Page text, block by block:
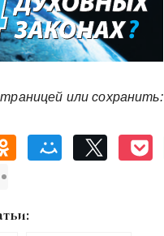
или сохранить: